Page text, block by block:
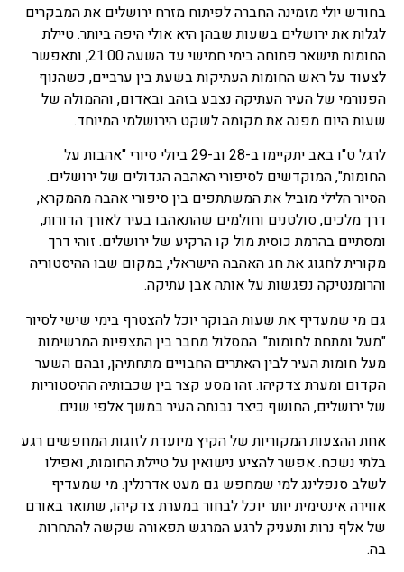
בחודש יולי מזמינה החברה לפיתוח מזרח ירושלים את המבקרים
לגלות את ירושלים בשעות שבהן היא אולי היפה ביותר. טיילת
החומות תישאר פתוחה בימי חמישי עד השעה 21:00, ותאפשר
לצעוד על ראש החומות העתיקות בשעת בין ערביים, כשהנוף
הפנורמי של העיר העתיקה נצבע בזהב ובאדום, וההמולה של
שעות היום מפנה את מקומה לשקט הירושלמי המיוחד.
לרגל ט"ו באב יתקיימו ב-28 וב-29 ביולי סיורי "אהבות על
החומות", המוקדשים לסיפורי האהבה הגדולים של ירושלים.
הסיור הלילי מוביל את המשתתפים בין סיפורי אהבה מהמקרא,
דרך מלכים, סולטנים וחולמים שהתאהבו בעיר לאורך הדורות,
ומסתיים בהרמת כוסית מול קו הרקיע של ירושלים. זוהי דרך
מקורית לחגוג את חג האהבה הישראלי, במקום שבו ההיסטוריה
והרומנטיקה נפגשות על אותה אבן עתיקה.
גם מי שמעדיף את שעות הבוקר יוכל להצטרף בימי שישי לסיור
"מעל ומתחת לחומות". המסלול מחבר בין התצפיות המרשימות
מעל חומות העיר לבין האתרים החבויים מתחתיהן, ובהם השער
הקדום ומערת צדקיהו. זהו מסע קצר בין שכבותיה ההיסטוריות
של ירושלים, החושף כיצד נבנתה העיר במשך אלפי שנים.
אחת ההצעות המקוריות של הקיץ מיועדת לזוגות המחפשים רגע
בלתי נשכח. אפשר להציע נישואין על טיילת החומות, ואפילו
לשלב סנפלינג למי שמחפש גם מעט אדרנלין. מי שמעדיף
אווירה אינטימית יותר יוכל לבחור במערת צדקיהו, שתואר באורם
של אלף נרות ותעניק לרגע המרגש תפאורה שקשה להתחרות
בה.